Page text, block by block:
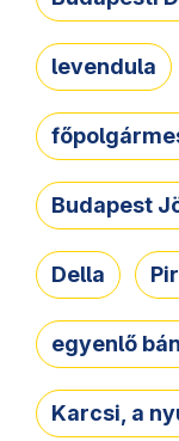
levendula
Budapest
Della
egyenlő
Karcsi, a